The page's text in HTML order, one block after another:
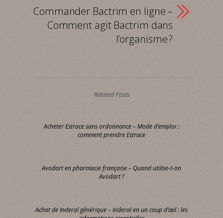
Commander Bactrim en ligne –
Comment agit Bactrim dans
l’organisme ?
Related Posts
Acheter Estrace sans ordonnance – Mode d’emploi :
comment prendre Estrace
Avodart en pharmacie française – Quand utilise-t-on
Avodart ?
Achat de Inderal générique – Inderal en un coup d’œil : les